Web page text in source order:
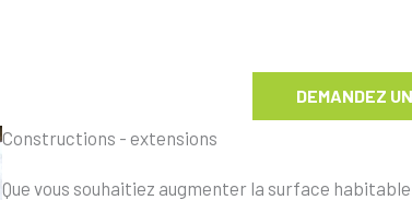
DEMANDEZ
Constructions - extensions
Que vous souhaitiez augmenter la surface